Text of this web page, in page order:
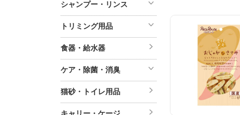
シャンプー・リンス
トリミング用品
食器・給水器
ケア・除菌・消臭
猫砂・トイレ用品
キャリー・ケージ